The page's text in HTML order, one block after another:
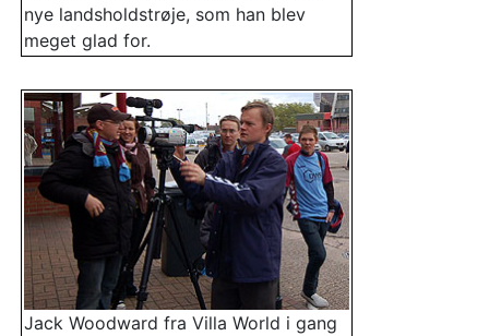
nye landsholdstrøje, som han blev
meget glad for.
Jack Woodward fra Villa World i gang